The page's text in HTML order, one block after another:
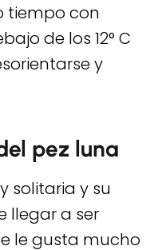
tiempo con
de los 12° C
y
pez luna
solitaria y su
llegar a ser
le gusta mucho